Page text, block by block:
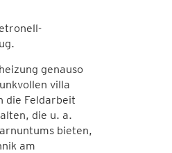
genauso
villa
die Feldarbeit
die u. a.
bieten,
am